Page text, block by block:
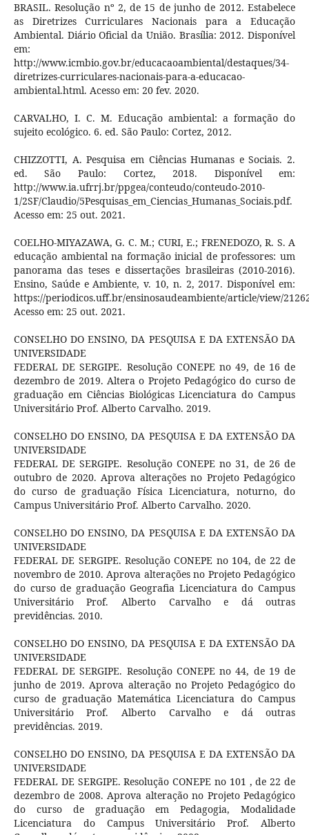
BRASIL. Resolução nº 2, de 15 de junho de 2012. Estabelece
as Diretrizes Curriculares Nacionais para a Educação
Ambiental. Diário Oficial da União. Brasília: 2012. Disponível
em:
http://www.icmbio.gov.br/educacaoambiental/destaques/34-
diretrizes-curriculares-nacionais-para-a-educacao-
ambiental.html. Acesso em: 20 fev. 2020.
CARVALHO, I. C. M. Educação ambiental: a formação do
sujeito ecológico. 6. ed. São Paulo: Cortez, 2012.
CHIZZOTTI, A. Pesquisa em Ciências Humanas e Sociais. 2.
ed. São Paulo: Cortez, 2018. Disponível em:
http://www.ia.ufrrj.br/ppgea/conteudo/conteudo-2010-
1/2SF/Claudio/5Pesquisas_em_Ciencias_Humanas_Sociais.pdf.
Acesso em: 25 out. 2021.
COELHO-MIYAZAWA, G. C. M.; CURI, E.; FRENEDOZO, R. S. A
educação ambiental na formação inicial de professores: um
panorama das teses e dissertações brasileiras (2010-2016).
Ensino, Saúde e Ambiente, v. 10, n. 2, 2017. Disponível em:
https://periodicos.uff.br/ensinosaudeambiente/article/view/
Acesso em: 25 out. 2021.
CONSELHO DO ENSINO, DA PESQUISA E DA EXTENSÃO DA
UNIVERSIDADE
FEDERAL DE SERGIPE. Resolução CONEPE no 49, de 16 de
dezembro de 2019. Altera o Projeto Pedagógico do curso de
graduação em Ciências Biológicas Licenciatura do Campus
Universitário Prof. Alberto Carvalho. 2019.
CONSELHO DO ENSINO, DA PESQUISA E DA EXTENSÃO DA
UNIVERSIDADE
FEDERAL DE SERGIPE. Resolução CONEPE no 31, de 26 de
outubro de 2020. Aprova alterações no Projeto Pedagógico
do curso de graduação Física Licenciatura, noturno, do
Campus Universitário Prof. Alberto Carvalho. 2020.
CONSELHO DO ENSINO, DA PESQUISA E DA EXTENSÃO DA
UNIVERSIDADE
FEDERAL DE SERGIPE. Resolução CONEPE no 104, de 22 de
novembro de 2010. Aprova alterações no Projeto Pedagógico
do curso de graduação Geografia Licenciatura do Campus
Universitário Prof. Alberto Carvalho e dá outras
previdências. 2010.
CONSELHO DO ENSINO, DA PESQUISA E DA EXTENSÃO DA
UNIVERSIDADE
FEDERAL DE SERGIPE. Resolução CONEPE no 44, de 19 de
junho de 2019. Aprova alteração no Projeto Pedagógico do
curso de graduação Matemática Licenciatura do Campus
Universitário Prof. Alberto Carvalho e dá outras
previdências. 2019.
CONSELHO DO ENSINO, DA PESQUISA E DA EXTENSÃO DA
UNIVERSIDADE
FEDERAL DE SERGIPE. Resolução CONEPE no 101 , de 22 de
dezembro de 2008. Aprova alteração no Projeto Pedagógico
do curso de graduação em Pedagogia, Modalidade
Licenciatura do Campus Universitário Prof. Alberto